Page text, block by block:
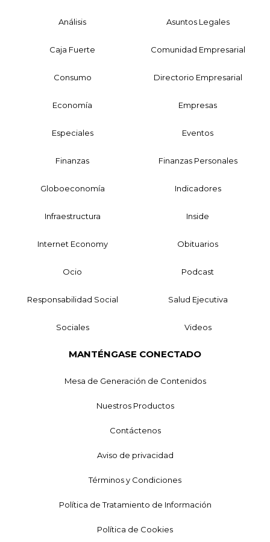
Análisis Asuntos Legales
Caja Fuerte Comunidad Empresarial
Consumo Directorio Empresarial
Economía Empresas
Especiales Eventos
Finanzas Finanzas Personales
Globoeconomía Indicadores
Infraestructura Inside
Internet Economy Obituarios
Ocio Podcast
Responsabilidad Social Salud Ejecutiva
Sociales Videos
MANTÉNGASE CONECTADO
Mesa de Generación de Contenidos
Nuestros Productos
Contáctenos
Aviso de privacidad
Términos y Condiciones
Política de Tratamiento de Información
Política de Cookies